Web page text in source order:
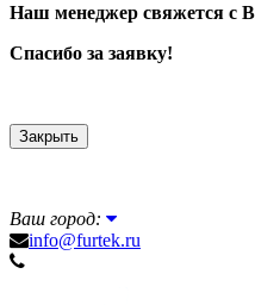
Наш менеджер свяжется с
Спасибо за заявку!
Закрыть
Ваш город:
info@furtek.ru